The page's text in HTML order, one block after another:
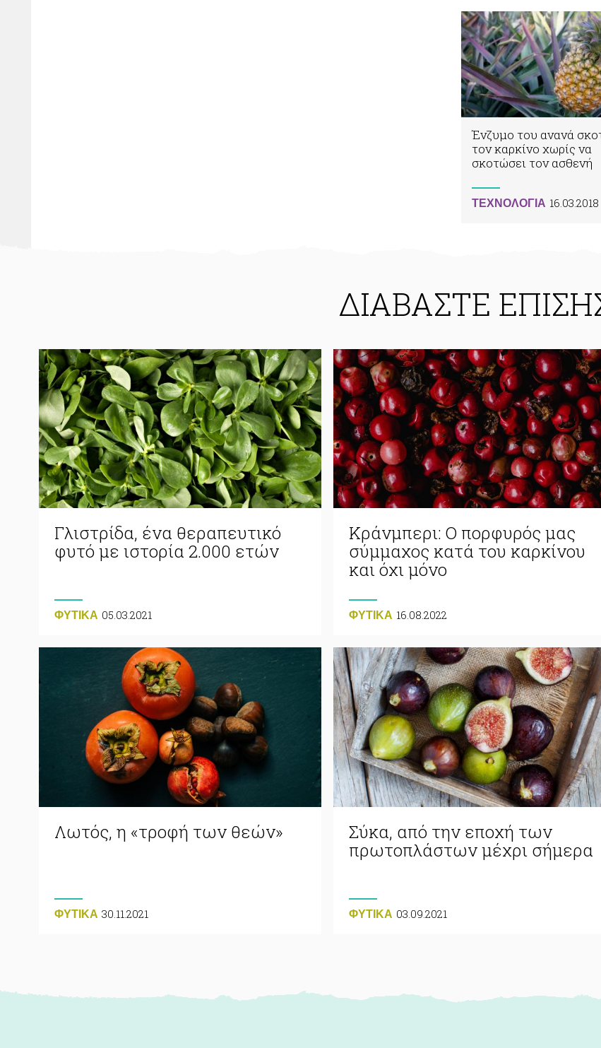
Ένζυμο του ανανά
τον καρκίνο χωρίς να
σκοτώσει τον ασθενή
ΤΕΧΝΟΛΟΓΙΑ 16.03.2018
ΔΙΑΒΑΣΤΕ
Γλιστρίδα, ένα θεραπευτικό
φυτό με ιστορία 2.000 ετών
ΦΥΤΙΚA 05.03.2021
Κράνμπερι: Ο πορφυρός μας
σύμμαχος κατά του καρκίνου
και όχι μόνο
ΦΥΤΙΚA 16.08.2022
Λωτός, η «τροφή των θεών»
ΦΥΤΙΚA 30.11.2021
Σύκα, από την εποχή των
πρωτοπλάστων μέχρι σήμερα
ΦΥΤΙΚA 03.09.2021